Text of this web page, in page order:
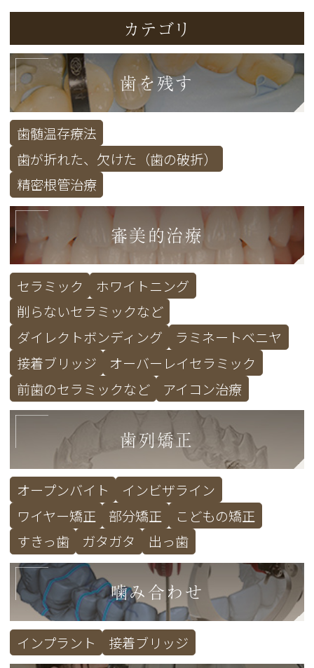
カテゴリ
歯を残す
歯髄温存療法
歯が折れた、欠けた（歯の破折）
精密根管治療
審美的治療
セラミック
ホワイトニング
削らないセラミックなど
ダイレクトボンディング
ラミネートベニヤ
接着ブリッジ
オーバーレイセラミック
前歯のセラミックなど
アイコン治療
歯列矯正
オープンバイト
インビザライン
ワイヤー矯正
部分矯正
こどもの矯正
すきっ歯
ガタガタ 出っ歯
噛み合わせ
インプラント 接着ブリッジ